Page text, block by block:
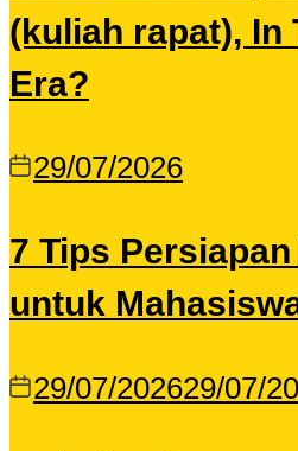
(kuliah rapat), In
Era?
29/07/2026
7 Tips
untuk
29/07/202629/07/